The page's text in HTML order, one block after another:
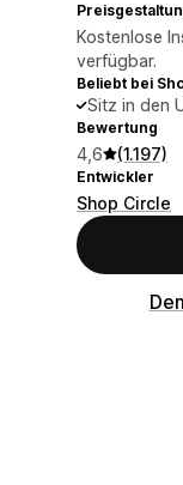
Kostenlose
verfügbar.
Beliebt bei
Sitz in den
Bewertung
4,6 (1.197)
Entwickler
Shop Circle